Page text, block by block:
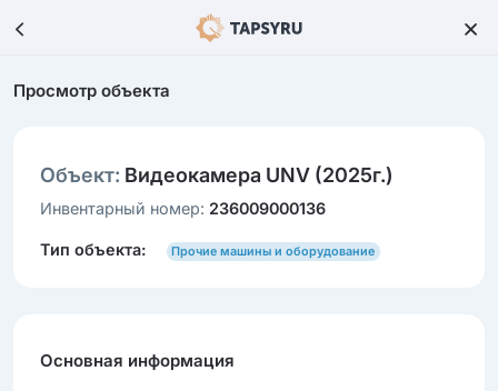
Просмотр объекта
Объект: Видеокамера UNV (2025г.)
Инвентарный номер: 236009000136
Тип объекта: Прочие машины и оборудование
Основная информация